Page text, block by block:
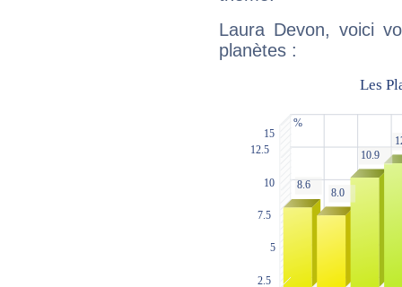
Laura Devon, voici
planètes :